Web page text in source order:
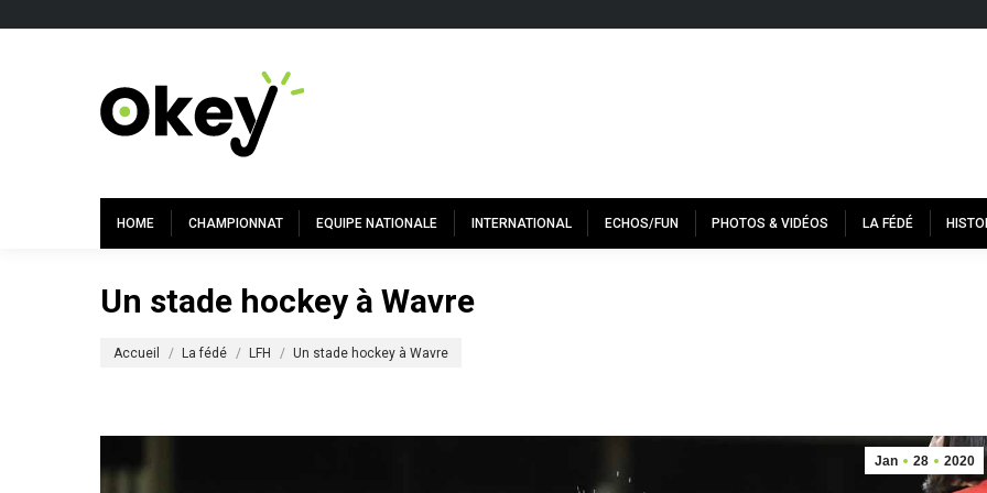
HOME CHAMPIONNAT EQUIPE NATIONALE INTERNATIONAL ECHOS/FUN PHOTOS & VIDÉOS LA FÉDÉ
Un stade hockey à Wavre
Accueil La fédé LFH Un stade hockey à Wavre
Jan 28 2020